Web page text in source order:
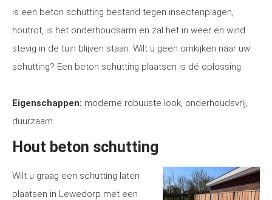
is een beton schutting bestand tegen insectenplagen,
houtrot, is het onderhoudsarm en zal het in weer en wind
stevig in de tuin blijven staan. Wilt u geen omkijken naar uw
schutting? Een beton schutting plaatsen is dé oplossing.
Eigenschappen: moderne robuuste look, onderhoudsvrij,
duurzaam.
Hout beton schutting
Wilt u graag een schutting laten
plaatsen in Lewedorp met een